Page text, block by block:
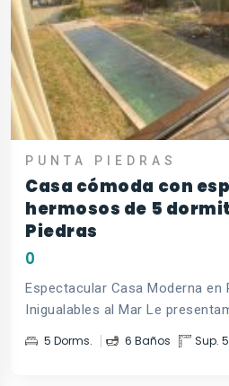
PUNTA PIEDRAS
Casa cómoda con
hermosos de 5
Piedras
0
Espectacular Casa Moderna en
Inigualables al Mar Le
5 Dorms. 6 Baños Sup.